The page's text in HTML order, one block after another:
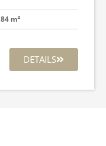
84 m²
DETAILS